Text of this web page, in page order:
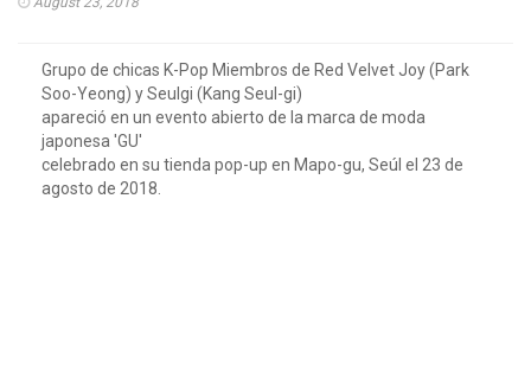
Grupo de chicas K-Pop Miembros de Red Velvet Joy (Park
Soo-Yeong) y Seulgi (Kang Seul-gi)
apareció en un evento abierto de la marca de moda
japonesa 'GU'
celebrado en su tienda pop-up en Mapo-gu, Seúl el 23 de
agosto de 2018.